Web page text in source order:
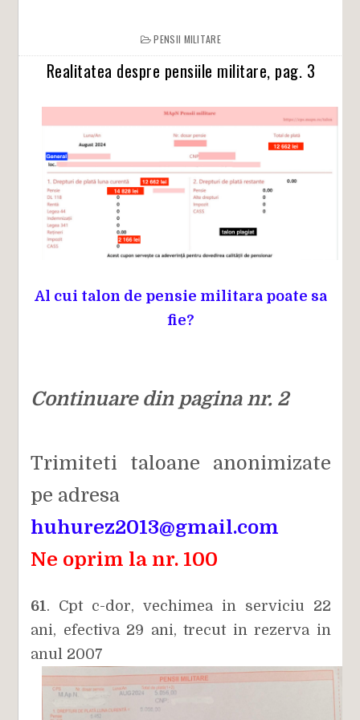
PENSII MILITARE
Realitatea despre pensiile militare, pag. 3
Al cui talon de pensie militara poate sa
fie?
Continuare din pagina nr. 2
Trimiteti taloane anonimizate
pe adresa
huhurez2013@gmail.com
Ne oprim la nr. 100
61. Cpt c-dor, vechimea in serviciu 22
ani, efectiva 29 ani, trecut in rezerva in
anul 2007